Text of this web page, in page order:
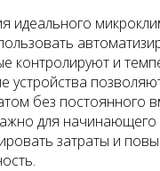
идеального
контролируют и
устройства
без постоянного
для начинающего
затраты и